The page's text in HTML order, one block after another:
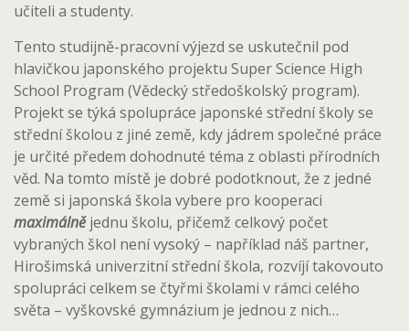
učiteli a studenty.
Tento studijně-pracovní výjezd se uskutečnil pod
hlavičkou japonského projektu Super Science High
School Program (Vědecký středoškolský program).
Projekt se týká spolupráce japonské střední školy se
střední školou z jiné země, kdy jádrem společné práce
je určité předem dohodnuté téma z oblasti přírodních
věd. Na tomto místě je dobré podotknout, že z jedné
země si japonská škola vybere pro kooperaci
maximálnějednu školu, přičemž celkový počet
vybraných škol není vysoký – například náš partner,
Hirošimská univerzitní střední škola, rozvíjí takovouto
spolupráci celkem se čtyřmi školami v rámci celého
světa – vyškovské gymnázium je jednou z nich…